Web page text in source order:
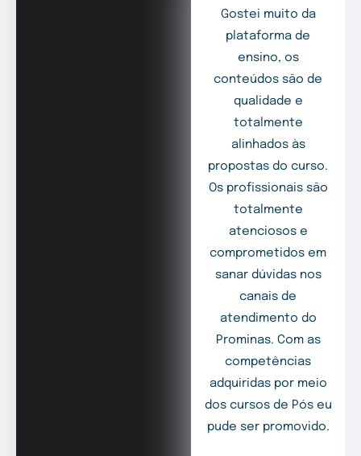
Gostei muito da
plataforma de
ensino, os
conteúdos são de
qualidade e
totalmente
alinhados às
propostas do curso.
Os profissionais são
totalmente
atenciosos e
comprometidos em
sanar dúvidas nos
canais de
atendimento do
Prominas. Com as
competências
adquiridas por meio
dos cursos de Pós eu
pude ser promovido.